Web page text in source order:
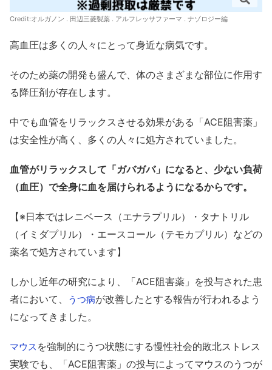
Credit:オルガノン . 田辺三菱製薬 . アルフレッサファーマ . ナゾロジー編
高血圧は多くの人々にとって身近な病気です。
そのため薬の開発も盛んで、体のさまざまな部位に作用す
る降圧剤が存在します。
中でも血管をリラックスさせる効果がある「ACE阻害薬」
は安全性が高く、多くの人々に処方されていました。
血管がリラックスして「ガバガバ」になると、少ない負荷
（血圧）で全身に血を届けられるようになるからです。
【※日本ではレニベース（エナラプリル）・タナトリル
（イミダプリル）・エースコール（テモカプリル）などの
薬名で処方されています】
しかし近年の研究により、「ACE阻害薬」を投与された患
者において、
うつ病が改善したとする報告が行われるよう
になってきました。
マウス を強制的にうつ状態にする慢性社会的敗北ストレス
実験でも、「ACE阻害薬」の投与によってマウスのうつが